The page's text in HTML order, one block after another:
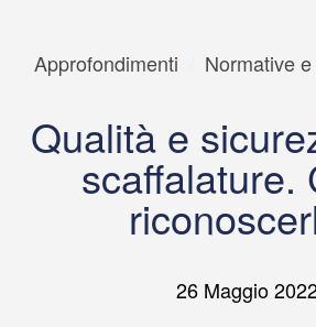
Approfondimenti Normative
Qualità e
scaffalature.
26 Maggio